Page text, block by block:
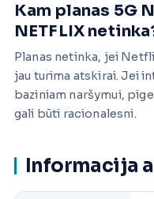
Kam planas 5G
NETFLIX
Planas netinka, jei
jau turima atskirai. Jei
baziniam naršymui,
gali būti racionalesni.
Informacija